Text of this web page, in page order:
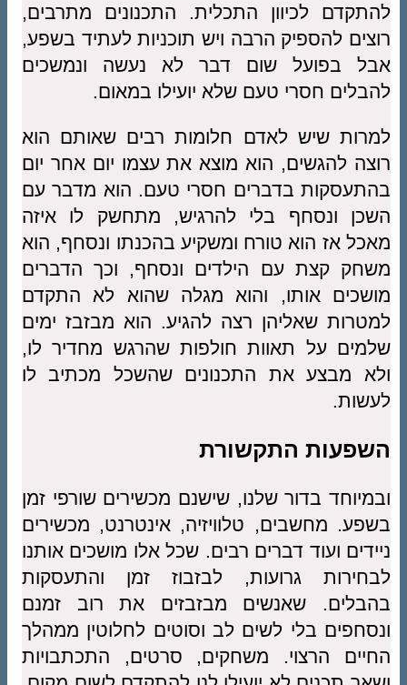
להתקדם לכיוון התכלית. התכנונים מתרבים,
רוצים להספיק הרבה ויש תוכניות לעתיד בשפע,
אבל בפועל שום דבר לא נעשה ונמשכים
להבלים חסרי טעם שלא יועילו במאום.
למרות שיש לאדם חלומות רבים שאותם הוא
רוצה להגשים, הוא מוצא את עצמו יום אחר יום
בהתעסקות בדברים חסרי טעם. הוא מדבר עם
השכן ונסחף בלי להרגיש, מתחשק לו איזה
מאכל אז הוא טורח ומשקיע בהכנתו ונסחף, הוא
משחק קצת עם הילדים ונסחף, וכך הדברים
מושכים אותו, והוא מגלה שהוא לא התקדם
למטרות שאליהן רצה להגיע. הוא מבזבז ימים
שלמים על תאוות חולפות שהרגש מחדיר לו,
ולא מבצע את התכנונים שהשכל מכתיב לו
לעשות.
השפעות התקשורת
ובמיוחד בדור שלנו, שישנם מכשירים שורפי זמן
בשפע. מחשבים, טלוויזיה, אינטרנט, מכשירים
ניידים ועוד דברים רבים. שכל אלו מושכים אותנו
לבחירות גרועות, לבזבוז זמן והתעסקות
בהבלים. שאנשים מבזבזים את רוב זמנם
ונסחפים בלי לשים לב וסוטים לחלוטין ממהלך
החיים הרצוי. משחקים, סרטים, התכתבויות